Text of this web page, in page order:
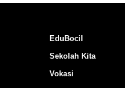
EduBocil
Sekolah Kita
Vokasi